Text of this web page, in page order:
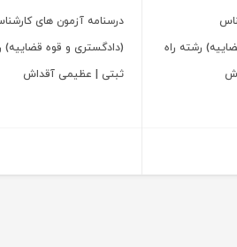
رشته راه
درسنامه آزمون های
(دادگستری و قوه قضاییه)
ثبتی | عظیمی آقداش